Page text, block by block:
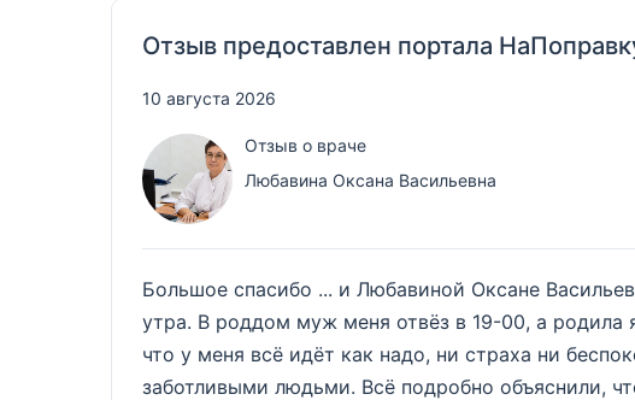
Отзыв предоставлен портала
10 августа 2026
Отзыв о враче
Любавина Оксана Васильевна
Большое спасибо ... и Любавиной Оксане
утра. В роддом муж меня отвёз в 19-00, а родила
что у меня всё идёт как надо, ни страха ни
заботливыми людьми. Всё подробно